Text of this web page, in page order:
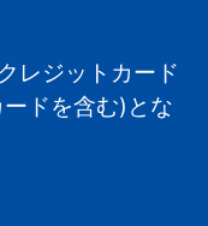
レジットカード
ドを含む)とな